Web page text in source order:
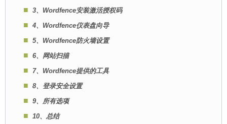
3、Wordfence安装激活授权码
4、Wordfence仪表盘向导
5、Wordfence防火墙设置
6、网站扫描
7、Wordfence提供的工具
8、登录安全设置
9、所有选项
10、总结